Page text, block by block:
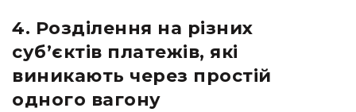
4. Розділення на різних
суб’єктів платежів, які
виникають через простій
одного вагону